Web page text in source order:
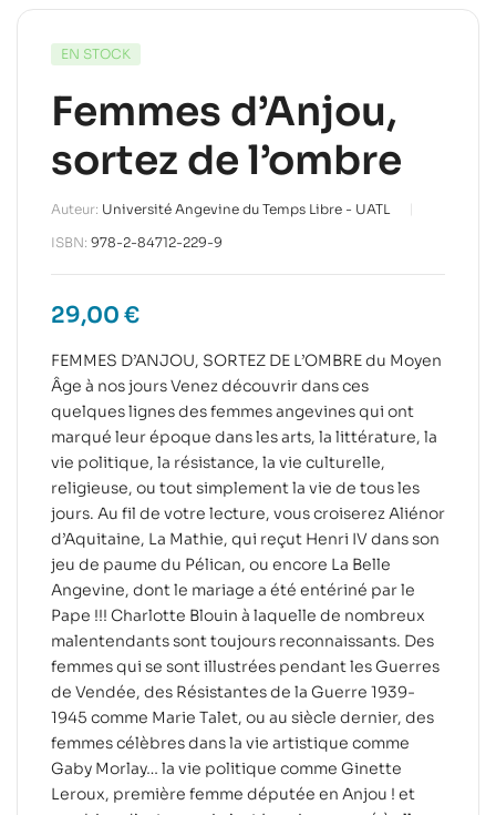
EN STOCK
Femmes d’Anjou,
sortez de l’ombre
Auteur: Université Angevine du Temps Libre - UATL
ISBN: 978-2-84712-229-9
29,00 €
FEMMES D’ANJOU, SORTEZ DE L’OMBRE du Moyen
Âge à nos jours Venez découvrir dans ces
quelques lignes des femmes angevines qui ont
marqué leur époque dans les arts, la littérature, la
vie politique, la résistance, la vie culturelle,
religieuse, ou tout simplement la vie de tous les
jours. Au fil de votre lecture, vous croiserez Aliénor
d’Aquitaine, La Mathie, qui reçut Henri IV dans son
jeu de paume du Pélican, ou encore La Belle
Angevine, dont le mariage a été entériné par le
Pape !!! Charlotte Blouin à laquelle de nombreux
malentendants sont toujours reconnaissants. Des
femmes qui se sont illustrées pendant les Guerres
de Vendée, des Résistantes de la Guerre 1939-
1945 comme Marie Talet, ou au siècle dernier, des
femmes célèbres dans la vie artistique comme
Gaby Morlay… la vie politique comme Ginette
Leroux, première femme députée en Anjou ! et